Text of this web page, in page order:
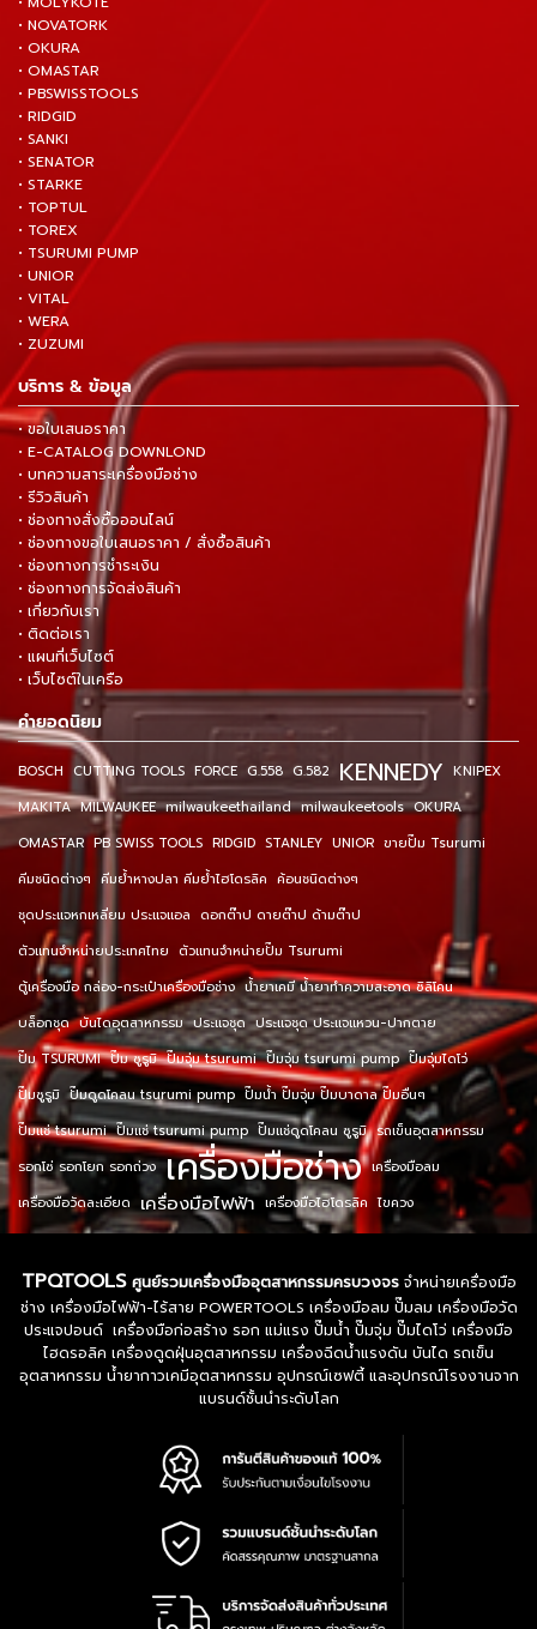
• NOVATORK
• OKURA
• OMASTAR
• PBSWISSTOOLS
• RIDGID
• SANKI
• SENATOR
• STARKE
• TOPTUL
• TOREX
• TSURUMI PUMP
• UNIOR
• VITAL
• WERA
• ZUZUMI
บริการ & ข้อมูล
• ขอใบเสนอราคา
• E-CATALOG DOWNLOND
• บทความสาระเครื่องมือช่าง
• รีวิวสินค้า
• ช่องทางสั่งซื้อออนไลน์
• ช่องทางขอใบเสนอราคา / สั่งซื้อสินค้า
• ช่องทางการชำระเงิน
• ช่องทางการจัดส่งสินค้า
• เกี่ยวกับเรา
• ติดต่อเรา
• แผนที่เว็บไซต์
• เว็บไซต์ในเครือ
คำยอดนิยม
BOSCH CUTTING TOOLS FORCE G.558 G.582 KENNEDY KNIPEX
MAKITA MILWAUKEE milwaukeethailand milwaukeetools OKURA
OMASTAR PB SWISS TOOLS RIDGID STANLEY UNIOR ขายปั๊ม Tsurumi
คีมชนิดต่างๆ คีมย้ำหางปลา คีมย้ำไฮโดรลิค ค้อนชนิดต่างๆ
ชุดประแจหกเหลี่ยม ประแจแอล ดอกต๊าป ดายต๊าป ด้ามต๊าป
ตัวแทนจำหน่ายประเทศไทย ตัวแทนจำหน่ายปั๊ม Tsurumi
ตู้เครื่องมือ กล่อง-กระเป๋าเครื่องมือช่าง น้ำยาเคมี น้ำยาทำความสะอาด ซิลิโคน
บล็อกชุด บันไดอุตสาหกรรม ประแจชุด ประแจชุด ประแจแหวน-ปากตาย
ปั๊ม TSURUMI ปั๊ม ซูรูมิ ปั๊มจุ่ม tsurumi ปั๊มจุ่ม tsurumi pump ปั๊มจุ่มไดโว่
ปั๊มซูรูมิ ปั๊มดูดโคลน tsurumi pump ปั๊มน้ำ ปั๊มจุ่ม ปั๊มบาดาล ปั๊มอื่นๆ
ปั๊มแช่ tsurumi ปั๊มแช่ tsurumi pump ปั๊มแช่ดูดโคลน ซูรูมิ รถเข็นอุตสาหกรรม
รอกโซ่ รอกโยก รอกถ่วง เครื่องมือช่าง เครื่องมือลม
เครื่องมือวัดละเอียด เครื่องมือไฟฟ้า เครื่องมือไฮโดรลิค ไขควง
TPQTOOLS ศูนย์รวมเครื่องมืออุตสาหกรรมครบวงจรจำหน่ายเครื่องมือ
ช่าง เครื่องมือไฟฟ้า-ไร้สาย POWERTOOLS เครื่องมือลม ปั๊มลม เครื่องมือวัด
ประแจปอนด์ เครื่องมือก่อสร้าง รอก แม่แรง ปั๊มน้ำ ปั๊มจุ่ม ปั๊มไดโว่ เครื่องมือ
ไฮดรอลิค เครื่องดูดฝุ่นอุตสาหกรรม เครื่องฉีดน้ำแรงดัน บันได รถเข็น
อุตสาหกรรม น้ำยากาวเคมีอุตสาหกรรม อุปกรณ์เซฟตี้ และอุปกรณ์โรงงานจาก
แบรนด์ชั้นนำระดับโลก